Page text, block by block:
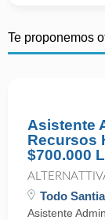
Te proponemos
Asistente
Recursos
$700.000
Todo
Asistente